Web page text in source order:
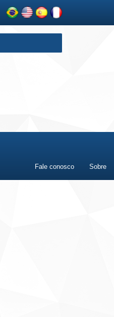
Fale conosco Sobre